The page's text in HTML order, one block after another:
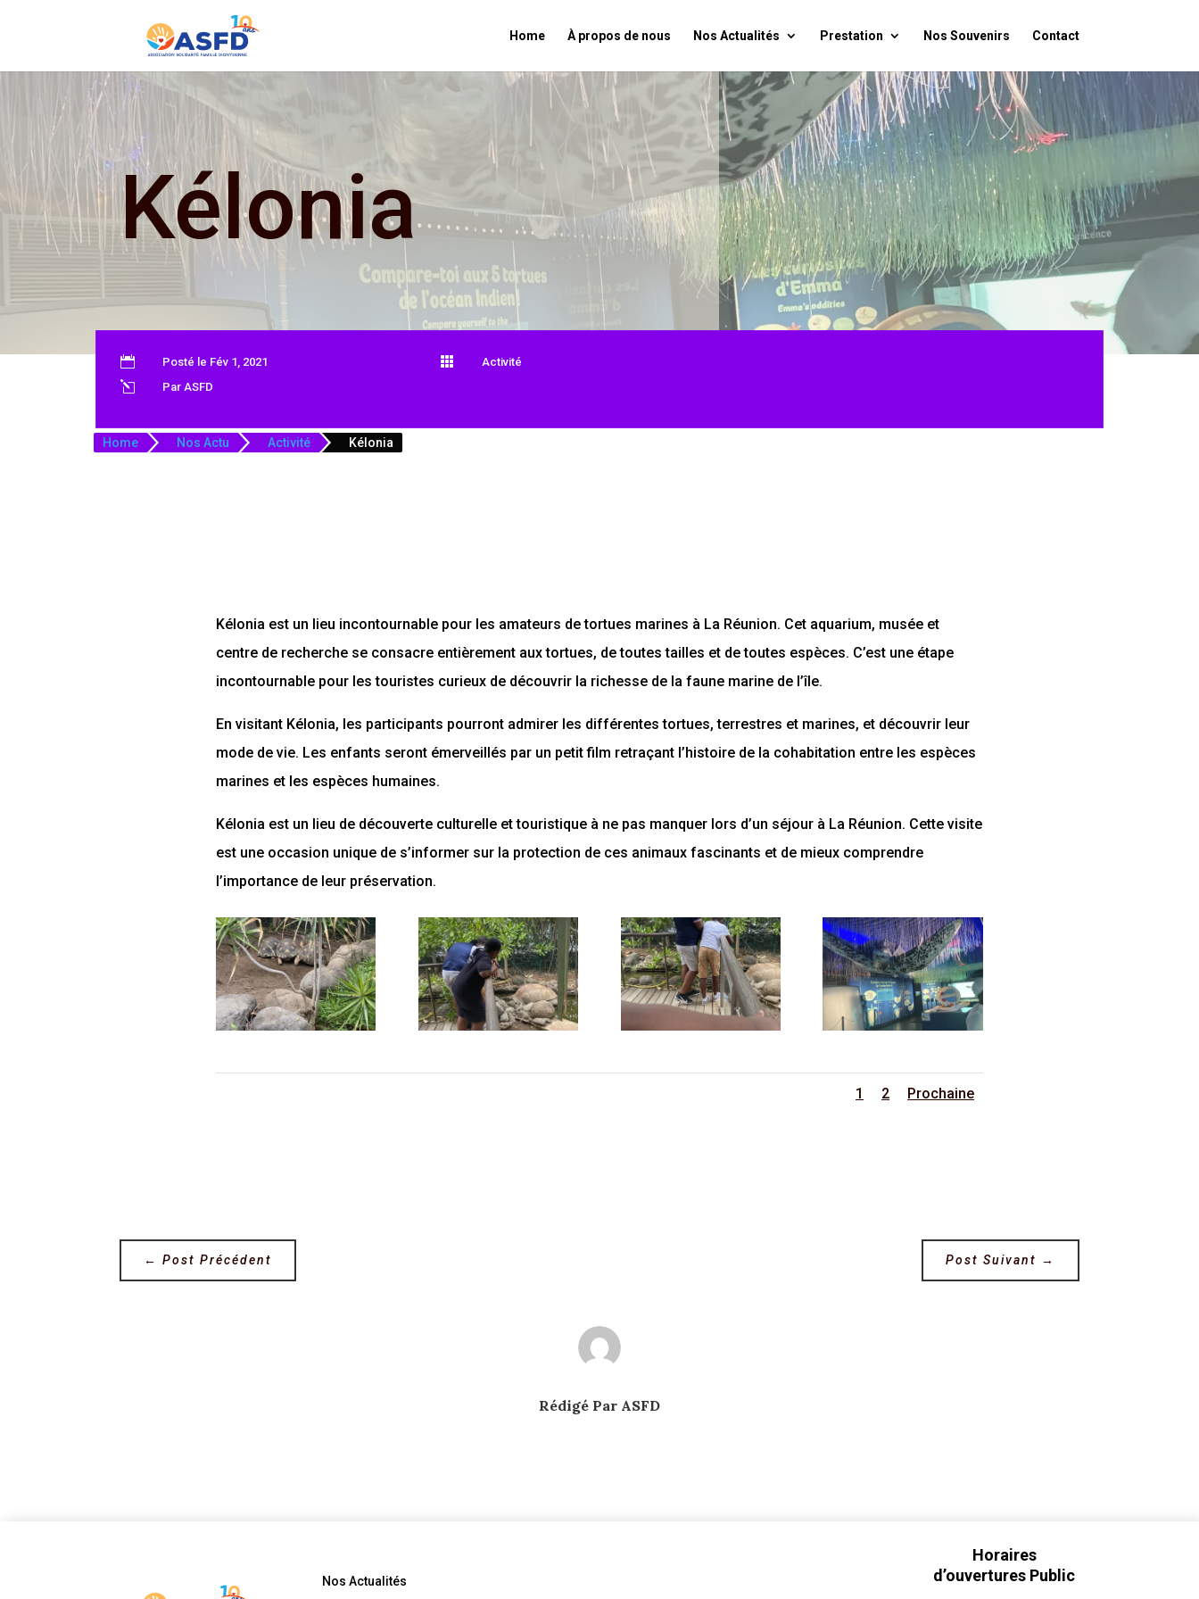
Home À propos de nous Nos Actualités Prestation Nos Souvenirs Contact
Kélonia
 Posté le Fév 1, 2021
l Par ASFD
 Activité
Home Nos Actu Activité Kélonia
Kélonia est un lieu incontournable pour les amateurs de tortues marines à La Réunion. Cet aquarium, musée et
centre de recherche se consacre entièrement aux tortues, de toutes tailles et de toutes espèces. C’est une étape
incontournable pour les touristes curieux de découvrir la richesse de la faune marine de l’île.
En visitant Kélonia, les participants pourront admirer les différentes tortues, terrestres et marines, et découvrir leur
mode de vie. Les enfants seront émerveillés par un petit film retraçant l’histoire de la cohabitation entre les espèces
marines et les espèces humaines.
Kélonia est un lieu de découverte culturelle et touristique à ne pas manquer lors d’un séjour à La Réunion. Cette visite
est une occasion unique de s’informer sur la protection de ces animaux fascinants et de mieux comprendre
l’importance de leur préservation.
1 2 Prochaine
←Post Précédent Post Suivant →
Rédigé Par ASFD
Nos Actualités
Horaires
d’ouvertures Public